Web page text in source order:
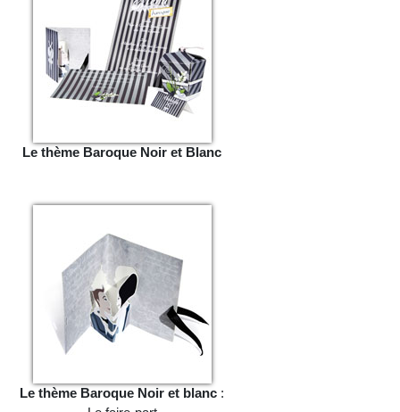
Le thème Baroque Noir et Blanc
Le thème Baroque Noir et blanc :